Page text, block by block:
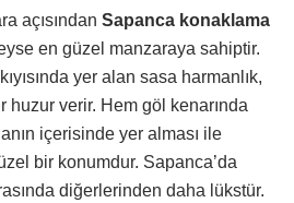
açısından Sapanca konaklama
en güzel manzaraya sahiptir.
yer alan sasa harmanlık,
huzur verir. Hem göl kenarında
içerisinde yer alması ile
bir konumdur. Sapanca’da
diğerlerinden daha lükstür.